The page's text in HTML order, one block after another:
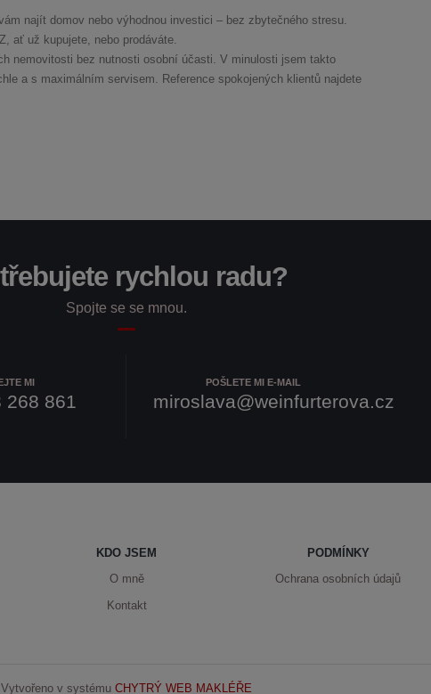
najít domov nebo výhodnou investici – bez zbytečného stresu.
ať už kupujete, nebo prodáváte.
nemovitosti bez nutnosti osobní účasti. V minulosti jsem takto
a s maximálním servisem. Reference spokojených klientů najdete
rychlou radu?
Spojte se se mnou.
MI
268 861
POŠLETE MI E-MAIL
miroslava@weinfurterova.cz
KDO JSEM
O mně
Kontakt
PODMÍNKY
Ochrana osobních údajů
Vytvořeno v systému CHYTRÝ WEB MAKLÉŘE